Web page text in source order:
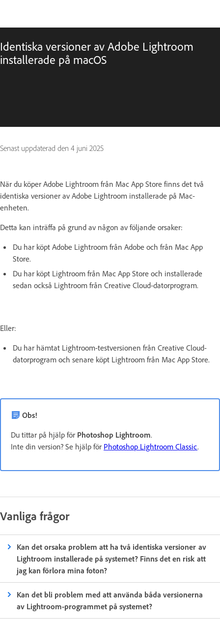
Identiska versioner av Adobe Lightroom
installerade på macOS
Senast uppdaterad den 4 juni 2025
När du köper Adobe Lightroom från Mac App Store finns det två
identiska versioner av Adobe Lightroom installerade på Mac-
enheten.
Detta kan inträffa på grund av någon av följande orsaker:
Du har köpt Adobe Lightroom från Adobe och från Mac App
Store.
Du har köpt Lightroom från Mac App Store och installerade
sedan också Lightroom från Creative Cloud-datorprogram.
Eller:
Du har hämtat Lightroom-testversionen från Creative Cloud-
datorprogram och senare köpt Lightroom från Mac App Store.
Obs!
Du tittar på hjälp för Photoshop Lightroom.
Inte din version? Se hjälp för Photoshop Lightroom Classic.
Vanliga frågor
Kan det orsaka problem att ha två identiska versioner av
Lightroom installerade på systemet? Finns det en risk att
jag kan förlora mina foton?
Kan det bli problem med att använda båda versionerna
av Lightroom-programmet på systemet?